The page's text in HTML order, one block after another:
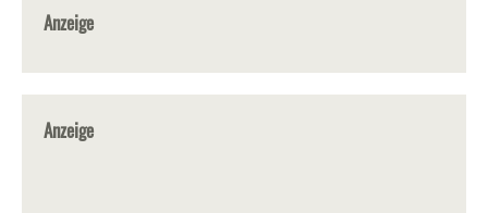
Anzeige
Anzeige